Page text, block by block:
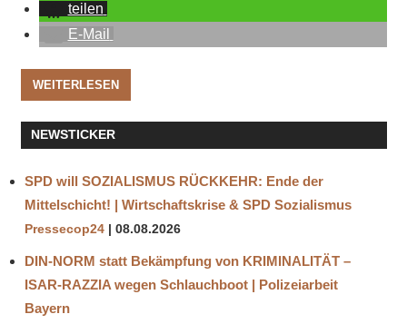
teilen
E-Mail
WEITERLESEN
NEWSTICKER
SPD will SOZIALISMUS RÜCKKEHR: Ende der
Mittelschicht! | Wirtschaftskrise & SPD Sozialismus
Pressecop24 08.08.2026
DIN-NORM statt Bekämpfung von KRIMINALITÄT –
ISAR-RAZZIA wegen Schlauchboot | Polizeiarbeit
Bayern